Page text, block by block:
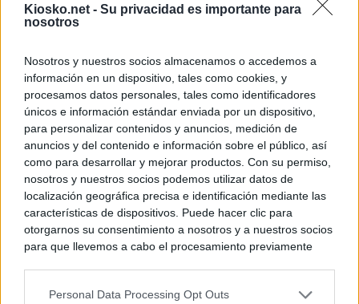
Kiosko.net - Su privacidad es importante para
nosotros
Nosotros y nuestros socios almacenamos o accedemos a
información en un dispositivo, tales como cookies, y
procesamos datos personales, tales como identificadores
únicos e información estándar enviada por un dispositivo,
para personalizar contenidos y anuncios, medición de
anuncios y del contenido e información sobre el público, así
como para desarrollar y mejorar productos. Con su permiso,
nosotros y nuestros socios podemos utilizar datos de
localización geográfica precisa e identificación mediante las
características de dispositivos. Puede hacer clic para
otorgarnos su consentimiento a nosotros y a nuestros socios
para que llevemos a cabo el procesamiento previamente
negar su consentimiento. Tenga en cuenta que algún
Personal Data Processing Opt Outs